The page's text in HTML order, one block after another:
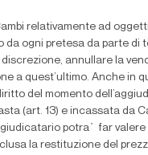
relativamente ad
ogni pretesa da parte di
annullare la
a quest’ultimo. Anche in
del momento
(art. 13) e incassata da
potra` far
la restituzione del